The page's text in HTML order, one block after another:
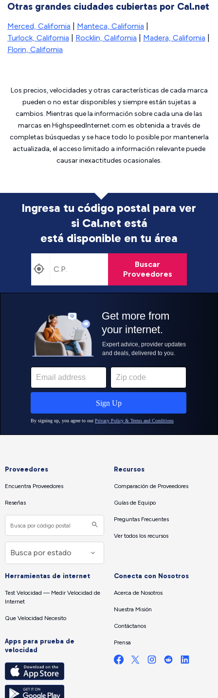
Otras grandes ciudades cubiertas por Cal.net
Merced, California Manteca, California
Turlock, California
Rocklin, California Madera, California
Florin, California
Los precios, velocidades y otras características de cada marca
pueden o no estar disponibles y siempre están sujetas a
cambios. Mientras que la información sobre cada una de las
marcas en HighspeedInternet.com es obtenida a través de
completas búsquedas y se hace todo lo posible por mantenerla
actualizada, el acceso limitado a información relevante puede
causar inexactitudes ocasionales.
Ingresa tu código postal para ver
si Cal.net está
está disponible en tu área
Buscar
Proveedores
Proveedores
Encuentra Proveedores
Reseñas
Recursos
Comparación de Proveedores
Guías de Equipo
Preguntas Frecuentes
Ver todos los recursos
Herramientas de internet
Test Velocidad — Medir Velocidad de
Internet
Que Velocidad Necesito
Apps para prueba de
velocidad
Conecta con Nosotros
Acerca de Nosotros
Nuestra Misión
Contáctanos
Prensa